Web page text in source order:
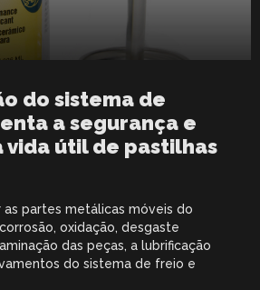
do sistema de
a segurança e
vida útil de pastilhas
partes metálicas móveis do
oxidação, desgaste
das peças, a lubrificação
do sistema de freio e